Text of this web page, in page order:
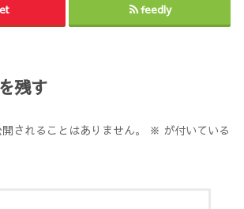
feedly
残す
されることはありません。 ※ が付いている